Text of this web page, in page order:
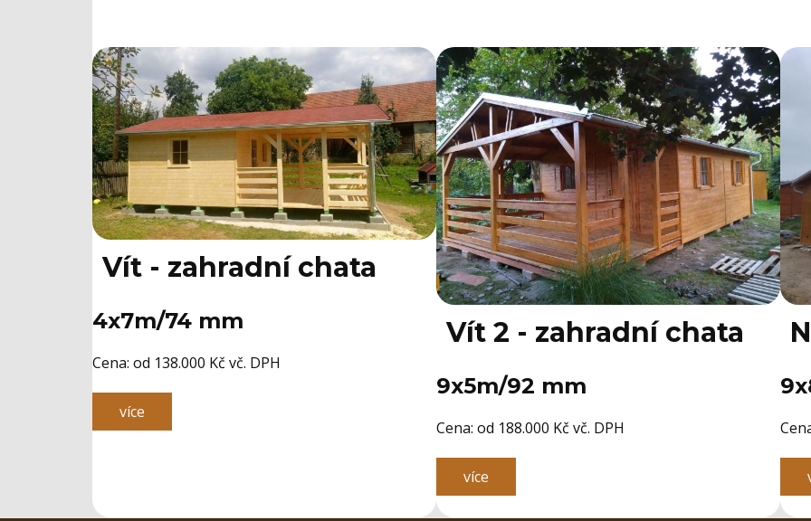
Vít - zahradní chata
4x7m/74 mm
Cena: ​od 138.000 Kč vč. DPH
více
Vít 2 - zahradní chata
9x5m/92 mm
Cena: ​od 188.000 Kč vč. DPH
více